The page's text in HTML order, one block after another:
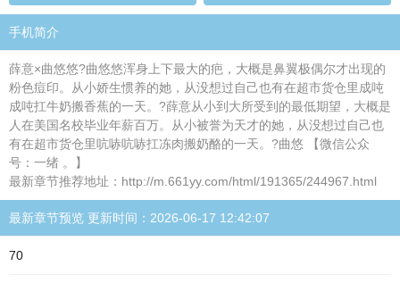
手机简介
薛意×曲悠悠?曲悠悠浑身上下最大的疤，大概是鼻翼极偶尔才出现的
粉色痘印。从小娇生惯养的她，从没想过自己也有在超市货仓里成吨
成吨扛牛奶搬香蕉的一天。?薛意从小到大所受到的最低期望，大概是
人在美国名校毕业年薪百万。从小被誉为天才的她，从没想过自己也
有在超市货仓里吭哧吭哧扛冻肉搬奶酪的一天。?曲悠 【微信公众
号：一绪 。】
最新章节推荐地址：http://m.661yy.com/html/191365/244967.html
最新章节预览 更新时间：2026-06-17 12:42:07
70